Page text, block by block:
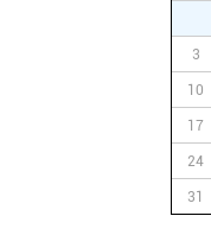
3
10
17
24
31